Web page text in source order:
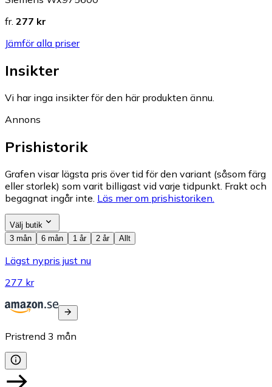
fr. 277 kr
Jämför alla priser
Insikter
Vi har inga insikter för den här produkten ännu.
Annons
Prishistorik
Grafen visar lägsta pris över tid för den variant (såsom färg
eller storlek) som varit billigast vid varje tidpunkt. Frakt och
begagnat ingår inte. Läs mer om prishistoriken.
Välj butik
3 mån
6 mån 1 år 2 år Allt
Lägst nypris just nu
277 kr
Pristrend 3 mån